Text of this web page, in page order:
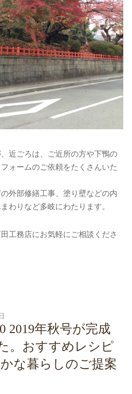
近ごろは、ご近所の方や下鴨の
ォームのご依頼をたくさんいた
外部修繕工事、塗り壁などの内
わりなど多岐にわたります。
工務店にお気軽にご相談くださ
2019年秋号が完成
。おすすめレシピ
な暮らしのご提案